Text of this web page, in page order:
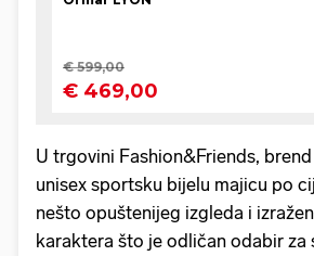
U trgovini Fashion&Friends,
unisex sportsku bijelu majicu po
nešto opuštenijeg izgleda i
karaktera što je odličan odabir za